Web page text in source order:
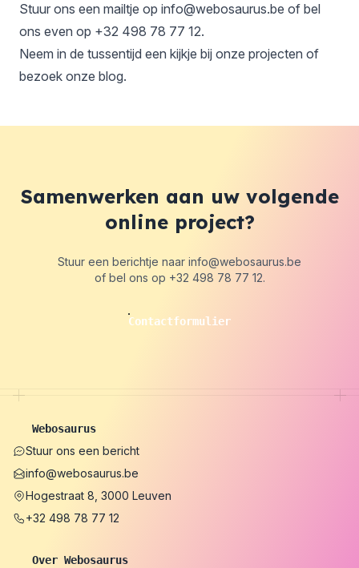
Stuur ons een mailtje op info@webosaurus.be of bel
ons even op +32 498 78 77 12.
Neem in de tussentijd een kijkje bij onze projecten of
bezoek onze blog.
Samenwerken aan uw volgende
online project?
Stuur een berichtje naar info@webosaurus.be
of bel ons op +32 498 78 77 12.
Contactformulier
Webosaurus
Stuur ons een bericht
info@webosaurus.be
Hogestraat 8, 3000 Leuven
+32 498 78 77 12
Over Webosaurus